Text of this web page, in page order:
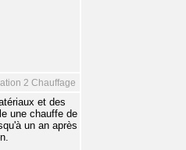
2 Chauffage
et des
une chauffe de
un an après